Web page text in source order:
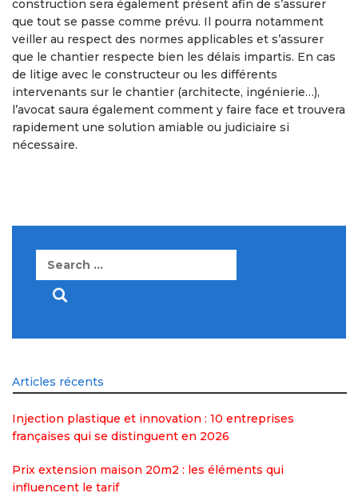
construction sera également présent afin de s’assurer
que tout se passe comme prévu. Il pourra notamment
veiller au respect des normes applicables et s’assurer
que le chantier respecte bien les délais impartis. En cas
de litige avec le constructeur ou les différents
intervenants sur le chantier (architecte, ingénierie…),
l’avocat saura également comment y faire face et trouvera
rapidement une solution amiable ou judiciaire si
nécessaire.
Search
Articles récents
Injection plastique et innovation : 10 entreprises
françaises qui se distinguent en 2026
Prix extension maison 20m2 : les éléments qui
influencent le tarif